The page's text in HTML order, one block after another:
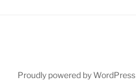
Proudly powered by WordPress